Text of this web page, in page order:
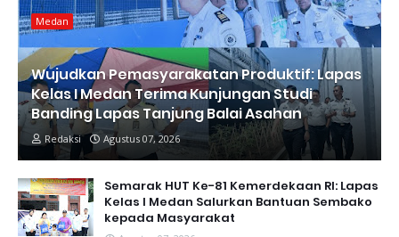
Medan
Wujudkan Pemasyarakatan Produktif: Lapas
Kelas I Medan Terima Kunjungan Studi
Banding Lapas Tanjung Balai Asahan
Redaksi Agustus 07, 2026
Semarak HUT Ke-81 Kemerdekaan RI: Lapas
Kelas I Medan Salurkan Bantuan Sembako
kepada Masyarakat